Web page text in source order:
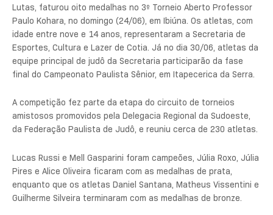
Lutas, faturou oito medalhas no 3º Torneio Aberto Professor
Paulo Kohara, no domingo (24/06), em Ibiúna. Os atletas, com
idade entre nove e 14 anos, representaram a Secretaria de
Esportes, Cultura e Lazer de Cotia. Já no dia 30/06, atletas da
equipe principal de judô da Secretaria participarão da fase
final do Campeonato Paulista Sênior, em Itapecerica da Serra.
A competição fez parte da etapa do circuito de torneios
amistosos promovidos pela Delegacia Regional da Sudoeste,
da Federação Paulista de Judô, e reuniu cerca de 230 atletas.
Lucas Russi e Mell Gasparini foram campeões, Júlia Roxo, Júlia
Pires e Alice Oliveira ficaram com as medalhas de prata,
enquanto que os atletas Daniel Santana, Matheus Vissentini e
Guilherme Silveira terminaram com as medalhas de bronze.